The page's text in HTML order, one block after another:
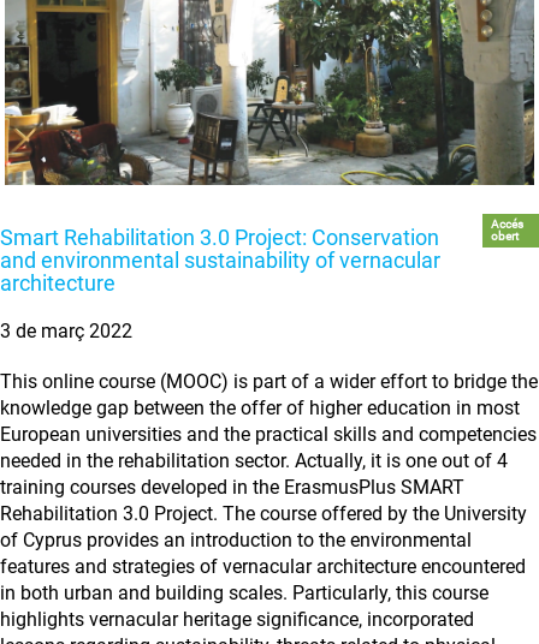
Smart Rehabilitation 3.0 Project: Conservation
and environmental sustainability of vernacular
architecture
Accés
obert
3 de març 2022
This online course (MOOC) is part of a wider effort to bridge the
knowledge gap between the offer of higher education in most
European universities and the practical skills and competencies
needed in the rehabilitation sector. Actually, it is one out of 4
training courses developed in the ErasmusPlus SMART
Rehabilitation 3.0 Project. The course offered by the University
of Cyprus provides an introduction to the environmental
features and strategies of vernacular architecture encountered
in both urban and building scales. Particularly, this course
highlights vernacular heritage significance, incorporated